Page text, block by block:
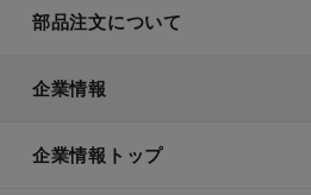
部品注文について
企業情報
企業情報トップ